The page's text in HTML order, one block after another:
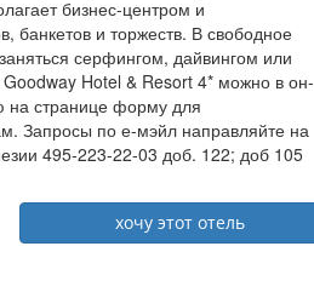
бизнес-центром и
банкетов и торжеств. В свободное
серфингом, дайвингом или
Goodway Hotel & Resort 4* можно в он-
на странице форму для
Запросы по е-мэйл направляйте на
495-223-22-03 доб. 122; доб 105